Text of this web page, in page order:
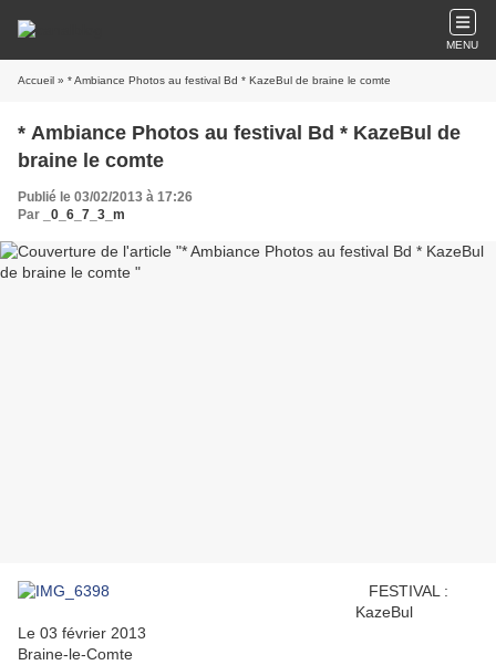
MENU
Accueil » * Ambiance Photos au festival Bd * KazeBul de braine le comte
* Ambiance Photos au festival Bd * KazeBul de
braine le comte
Publié le 03/02/2013 à 17:26
Par
_0_6_7_3_m
FESTIVAL :
KazeBul
Le 03 février 2013
Braine-le-Comte